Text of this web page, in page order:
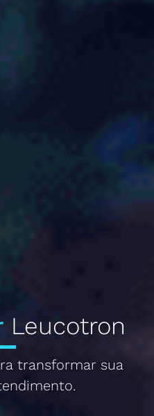
Leucotron
transformar sua